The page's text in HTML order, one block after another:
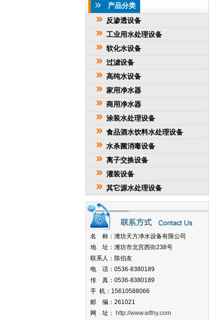
产品分类
反渗透设备
工业用水处理设备
软化水设备
过滤设备
高纯水设备
家用净水器
商用净水器
涂装水处理设备
食品酒水饮料水处理设备
水杀菌消毒设备
离子交换设备
灌装设备
其它源水处理设备
名 称：潍坊天方净水设备有限公司
地 址：潍坊市北宫西街238号
联系人：陈伯友
电 话：0536-8380189
传 真：0536-8380189
手 机：15610588066
邮 编：261021
网 址：
http://www.wflhy.com